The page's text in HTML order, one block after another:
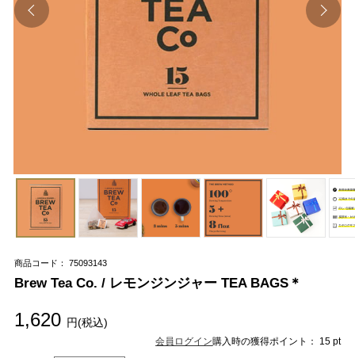
商品コード： 75093143
Brew Tea Co. / レモンジンジャー TEA BAGS＊
1,620 円(税込)
会員ログイン購入時の獲得ポイント： 15 pt